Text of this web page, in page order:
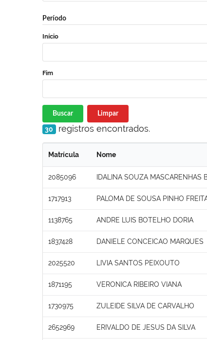
Período
Início
Fim
Buscar Limpar
30 registros encontrados.
Matrícula Nome
2085096 IDALINA SOUZA MASCARENHAS
1717913 PALOMA DE SOUSA PINHO
1138765 ANDRE LUIS BOTELHO DORIA
1837428 DANIELE CONCEICAO MARQUES
2025520 LIVIA SANTOS PEIXOUTO
1871195 VERONICA RIBEIRO VIANA
1730975 ZULEIDE SILVA DE CARVALHO
2652969 ERIVALDO DE JESUS DA SILVA